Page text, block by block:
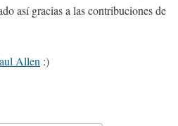
así gracias a las contribuciones de
Allen :)